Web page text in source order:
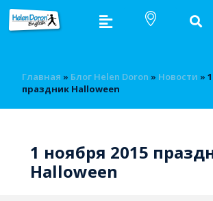
Главная » Блог Helen Doron » Новости »
праздник Halloween
1 ноября 2015
Halloween